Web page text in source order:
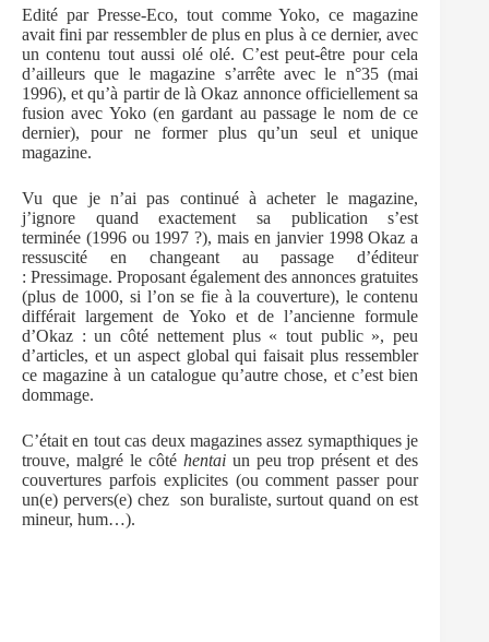
Edité par Presse-Eco, tout comme Yoko, ce magazine
avait fini par ressembler de plus en plus à ce dernier, avec
un contenu tout aussi olé olé. C’est peut-être pour cela
d’ailleurs que le magazine s’arrête avec le n°35 (mai
1996), et qu’à partir de là Okaz annonce officiellement sa
fusion avec Yoko (en gardant au passage le nom de ce
dernier), pour ne former plus qu’un seul et unique
magazine.
Vu que je n’ai pas continué à acheter le magazine,
j’ignore quand exactement sa publication s’est
terminée (1996 ou 1997 ?), mais en janvier 1998 Okaz a
ressuscité en changeant au passage d’éditeur
: Pressimage. Proposant également des annonces gratuites
(plus de 1000, si l’on se fie à la couverture), le contenu
différait largement de Yoko et de l’ancienne formule
d’Okaz : un côté nettement plus « tout public », peu
d’articles, et un aspect global qui faisait plus ressembler
ce magazine à un catalogue qu’autre chose, et c’est bien
dommage.
C’était en tout cas deux magazines assez symapthiques je
trouve, malgré le côté hentaiun peu trop présent et des
couvertures parfois explicites (ou comment passer pour
un(e) pervers(e) chez son buraliste, surtout quand on est
mineur, hum…).